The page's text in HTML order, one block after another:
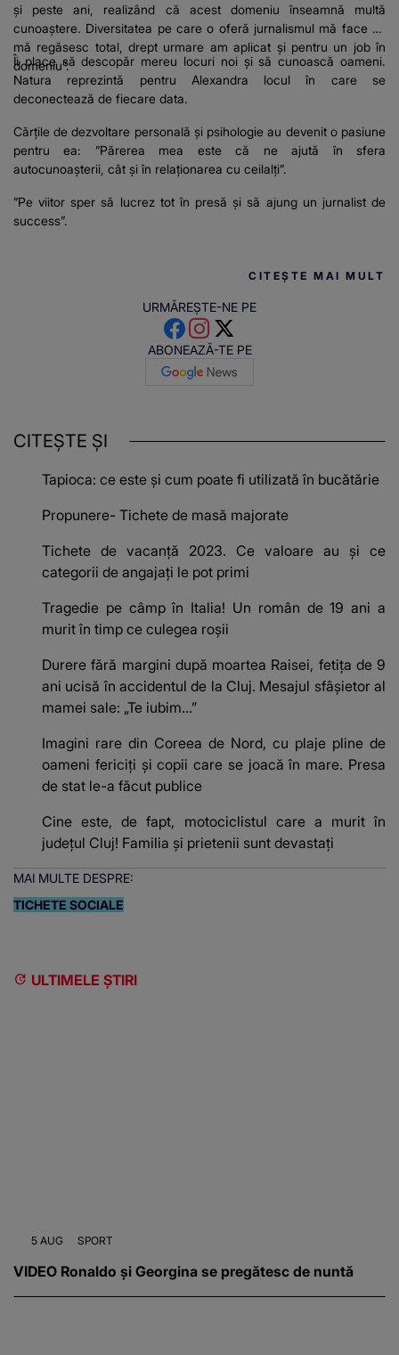
și peste ani, realizând că acest domeniu înseamnă multă
cunoaștere. Diversitatea pe care o oferă jurnalismul mă face să
mă regăsesc total, drept urmare am aplicat și pentru un job în
domeniu”.
Îi place să descopăr mereu locuri noi și să cunoască oameni.
Natura reprezintă pentru Alexandra locul în care se
deconectează de fiecare data.
Cărțile de dezvoltare personală și psihologie au devenit o pasiune
pentru ea: ”Părerea mea este că ne ajută în sfera
autocunoașterii, cât și în relaționarea cu ceilalți”.
”Pe viitor sper să lucrez tot în presă și să ajung un jurnalist de
success”.
CITEȘTE MAI MULT
URMĂREȘTE-NE PE
ABONEAZĂ-TE PE
CITEȘTE ȘI
Tapioca: ce este și cum poate fi utilizată în bucătărie
Propunere- Tichete de masă majorate
Tichete de vacanță 2023. Ce valoare au și ce
categorii de angajați le pot primi
Tragedie pe câmp în Italia! Un român de 19 ani a
murit în timp ce culegea roșii
Durere fără margini după moartea Raisei, fetița de 9
ani ucisă în accidentul de la Cluj. Mesajul sfâșietor al
mamei sale: „Te iubim…”
Imagini rare din Coreea de Nord, cu plaje pline de
oameni fericiți și copii care se joacă în mare. Presa
de stat le-a făcut publice
Cine este, de fapt, motociclistul care a murit în
județul Cluj! Familia și prietenii sunt devastați
MAI MULTE DESPRE:
TICHETE SOCIALE
ULTIMELE ȘTIRI
5 AUG SPORT
VIDEO Ronaldo și Georgina se pregătesc de nuntă